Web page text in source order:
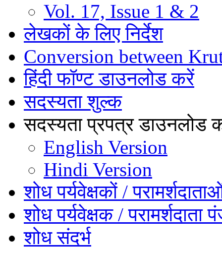
Vol. 17, Issue 1 & 2
लेखकों के लिए निर्देश
Conversion between
हिंदी फॉण्ट डाउनलोड करें
सदस्यता शुल्क
सदस्यता प्रपत्र डाउनलोड
English Version
Hindi Version
शोध पर्यवेक्षकों /
शोध पर्यवेक्षक /
शोध संदर्भ